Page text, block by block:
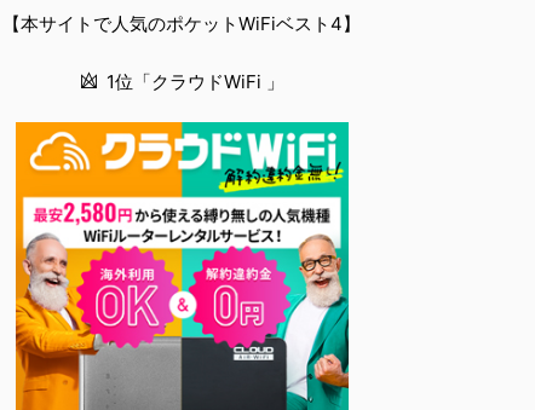
無料なのでNBAのみ視聴したい人でも最安！「最安で
無料でみるまで楽天モバイルでNBAを無料で観るまで
BANBAは、世...
【本サイトで人気のポケットWiFiベスト4】
1位「クラウドWiFi 」